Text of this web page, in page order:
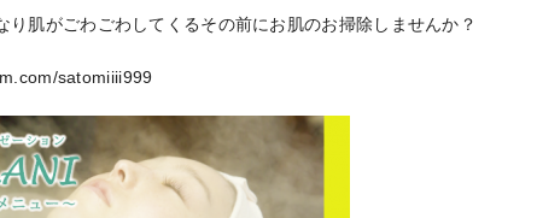
り肌がごわごわしてくるその前にお肌のお掃除しませんか？
satomiiii999